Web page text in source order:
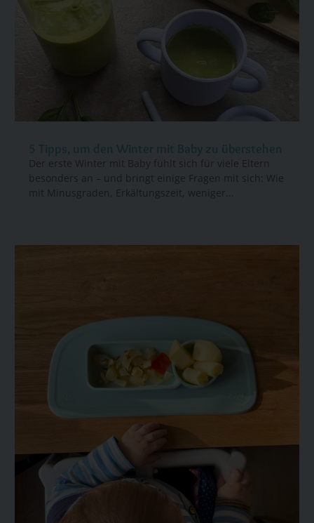
5 Tipps, um den Winter mit Baby zu überstehen
Der erste Winter mit Baby fühlt sich für viele Eltern
besonders an – und bringt einige Fragen mit sich: Wie
mit Minusgraden, Erkältungszeit, weniger...